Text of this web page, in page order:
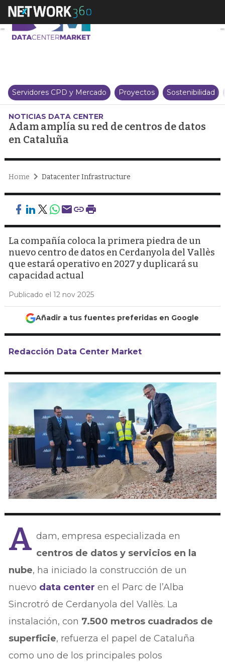
Adam amplía su red de centros
Servidores CPD y Mercado Proyectos Sostenibilidad
NOTICIAS DATA CENTER
Adam amplía su red de centros de datos
en Cataluña
Home Datacenter Infrastructure
La compañía coloca la primera piedra de un
nuevo centro de datos en Cerdanyola del Vallès
que estará operativo en 2027 y duplicará su
capacidad actual
Publicado el 12 nov 2025
Añadir a tus fuentes preferidas en Google
Redacción Data Center Market
A dam, empresa especializada en
centros de datos y servicios en la
nube, ha iniciado la construcción de un
nuevo data center en el Parc de l’Alba
Sincrotró de Cerdanyola del Vallès. La
instalación, con 7.500 metros cuadrados de
superficie, refuerza el papel de Cataluña
como uno de los principales polos